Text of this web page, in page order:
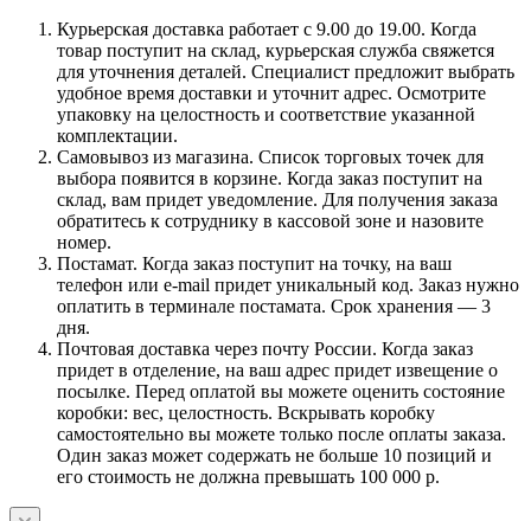
Курьерская доставка работает с 9.00 до 19.00. Когда
товар поступит на склад, курьерская служба свяжется
для уточнения деталей. Специалист предложит выбрать
удобное время доставки и уточнит адрес. Осмотрите
упаковку на целостность и соответствие указанной
комплектации.
Самовывоз из магазина. Список торговых точек для
выбора появится в корзине. Когда заказ поступит на
склад, вам придет уведомление. Для получения заказа
обратитесь к сотруднику в кассовой зоне и назовите
номер.
Постамат. Когда заказ поступит на точку, на ваш
телефон или e-mail придет уникальный код. Заказ нужно
оплатить в терминале постамата. Срок хранения — 3
дня.
Почтовая доставка через почту России. Когда заказ
придет в отделение, на ваш адрес придет извещение о
посылке. Перед оплатой вы можете оценить состояние
коробки: вес, целостность. Вскрывать коробку
самостоятельно вы можете только после оплаты заказа.
Один заказ может содержать не больше 10 позиций и
его стоимость не должна превышать 100 000 р.